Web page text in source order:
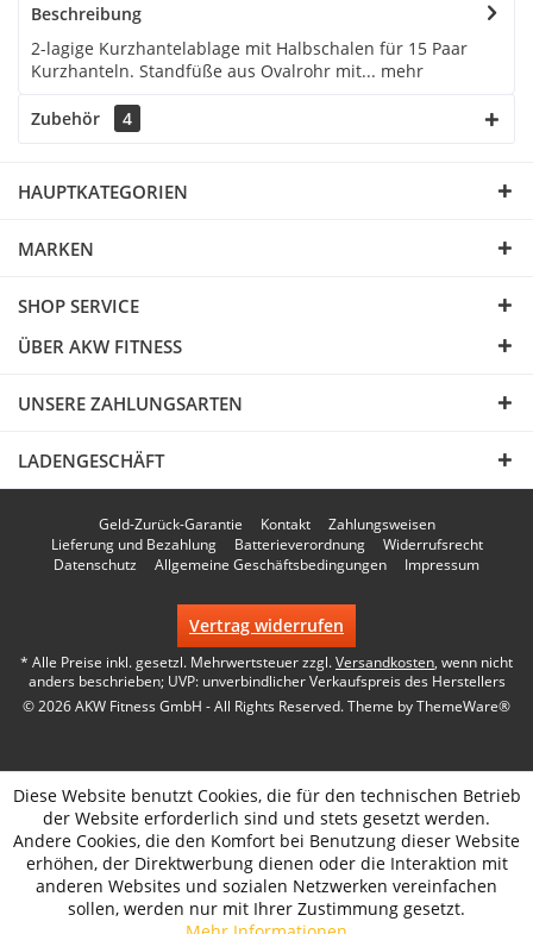
Beschreibung
2-lagige Kurzhantelablage mit Halbschalen für 15 Paar
Kurzhanteln. Standfüße aus Ovalrohr mit... mehr
Zubehör 4
HAUPTKATEGORIEN
MARKEN
SHOP SERVICE
ÜBER AKW FITNESS
UNSERE ZAHLUNGSARTEN
LADENGESCHÄFT
Geld-Zurück-Garantie Kontakt
Zahlungsweisen
Lieferung und Bezahlung
Batterieverordnung
Widerrufsrecht
Datenschutz
Allgemeine Geschäftsbedingungen Impressum
Vertrag widerrufen
* Alle Preise inkl. gesetzl. Mehrwertsteuer zzgl.Versandkosten, wenn nicht
anders beschrieben; UVP: unverbindlicher Verkaufspreis des Herstellers
© 2026 AKW Fitness GmbH - All Rights Reserved. Theme byThemeWare®
Diese Website benutzt Cookies, die für den technischen Betrieb
der Website erforderlich sind und stets gesetzt werden.
Andere Cookies, die den Komfort bei Benutzung dieser Website
erhöhen, der Direktwerbung dienen oder die Interaktion mit
anderen Websites und sozialen Netzwerken vereinfachen
sollen, werden nur mit Ihrer Zustimmung gesetzt.